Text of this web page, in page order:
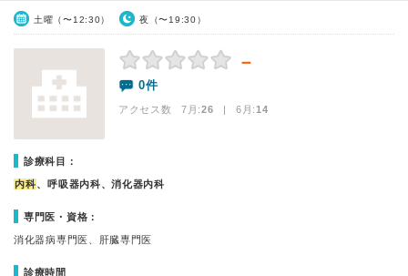
土曜（〜12:30） 夜（〜19:30）
－
0件
アクセス数 7月:26 | 6月:14
診療科目：
内科、呼吸器内科、消化器内科
専門医・資格：
消化器病専門医、肝臓専門医
診療時間